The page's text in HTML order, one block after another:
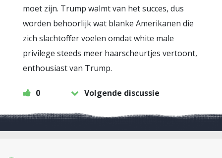
moet zijn. Trump walmt van het succes, dus
worden behoorlijk wat blanke Amerikanen die
zich slachtoffer voelen omdat white male
privilege steeds meer haarscheurtjes vertoont,
enthousiast van Trump.
0 Volgende discussie